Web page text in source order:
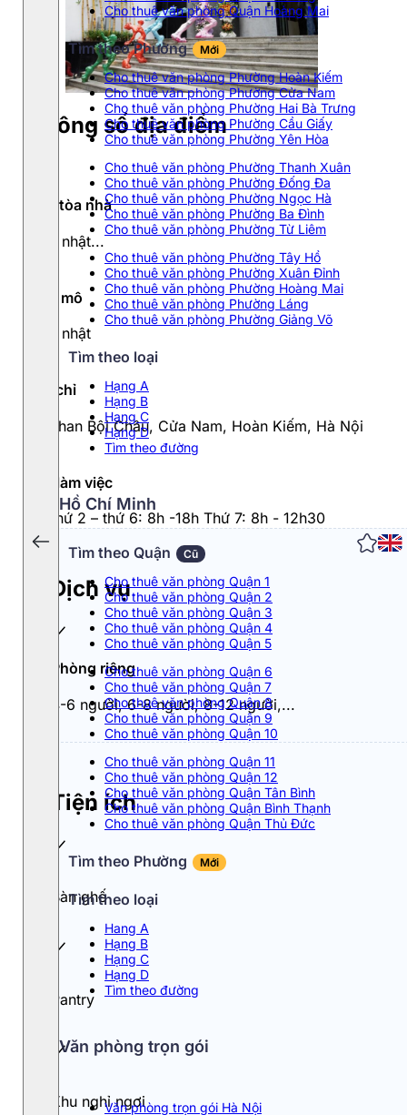
Cho thuê văn phòng Quận Hoàng Mai
Tìm theo Phường Mới
Cho thuê văn phòng Phường Hoàn Kiếm
Cho thuê văn phòng Phường Cửa Nam
Cho thuê văn phòng Phường Hai Bà Trưng
Cho thuê văn phòng Phường Cầu Giấy
Cho thuê văn phòng Phường Yên Hòa
Cho thuê văn phòng Phường Thanh Xuân
Cho thuê văn phòng Phường Đống Đa
Cho thuê văn phòng Phường Ngọc Hà
Cho thuê văn phòng Phường Ba Đình
Cho thuê văn phòng Phường Từ Liêm
Cho thuê văn phòng Phường Tây Hồ
Cho thuê văn phòng Phường Xuân Đỉnh
Cho thuê văn phòng Phường Hoàng Mai
Cho thuê văn phòng Phường Láng
Cho thuê văn phòng Phường Giảng Võ
Tìm theo loại
Hạng A
Hạng B
Hạng C
Hạng D
Tìm theo đường
Hồ Chí Minh
Tìm theo Quận Cũ
Cho thuê văn phòng Quận 1
Cho thuê văn phòng Quận 2
Cho thuê văn phòng Quận 3
Cho thuê văn phòng Quận 4
Cho thuê văn phòng Quận 5
Cho thuê văn phòng Quận 6
Cho thuê văn phòng Quận 7
Cho thuê văn phòng Quận 8
Cho thuê văn phòng Quận 9
Cho thuê văn phòng Quận 10
Cho thuê văn phòng Quận 11
Cho thuê văn phòng Quận 12
Cho thuê văn phòng Quận Tân Bình
Cho thuê văn phòng Quận Bình Thạnh
Cho thuê văn phòng Quận Thủ Đức
Tìm theo Phường Mới
Tìm theo loại
Hang A
Hạng B
Hạng C
Hạng D
Tìm theo đường
Văn phòng trọn gói
Văn phòng trọn gói Hà Nội
Thông số địa điểm
Tên tòa nhà
Cập nhật...
Quy mô
Cập nhật
Địa chỉ
51 Phan Bội Châu, Cửa Nam, Hoàn Kiếm, Hà Nội
Giờ làm việc
Từ thứ 2 – thứ 6: 8h -18h Thứ 7: 8h - 12h30
Dịch vụ
Phòng riêng
4-6 người, 6-8 người, 8-12 người,...
Tiện ích
Bàn ghế
Pantry
Khu nghỉ ngơi